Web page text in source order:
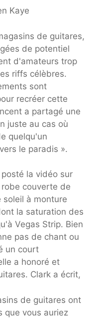
Kaye
de guitares,
de potentiel
d'amateurs trop
riffs célèbres.
sont
recréer cette
a partagé une
juste au cas où
quelqu'un
le paradis ».
la vidéo sur
couverte de
à monture
la saturation des
Vegas Strip. Bien
pas de chant ou
un court
a honoré et
Clark a écrit,
de guitares ont
que vous auriez